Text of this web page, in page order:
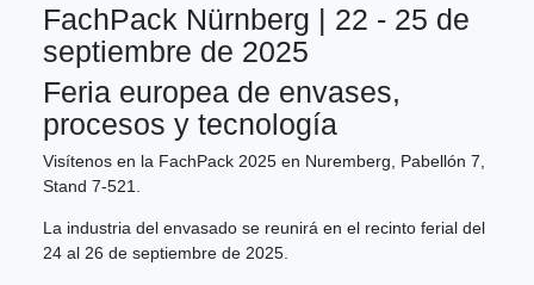
FachPack Nürnberg | 22 - 25 de
septiembre de 2025
Feria europea de envases,
procesos y tecnología
Visítenos en la FachPack 2025 en Nuremberg, Pabellón 7,
Stand 7-521.
La industria del envasado se reunirá en el recinto ferial del
24 al 26 de septiembre de 2025.